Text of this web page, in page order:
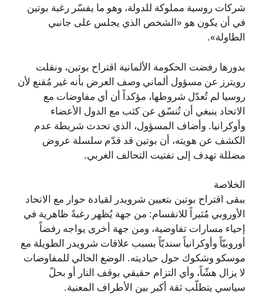
شركات روسية مملوكة للدولة، وهو ما يفسّر رغبة بوتين
في أن يكون هو «الشخص الذي يجلس على جانبي
الطاولة».
بدورها رفضت الحكومة الألمانية اقتراح بوتين، ونقلت
رويترز عن مسؤول ألماني وصف العرض بأنه غير مُقنع لأن
روسيا لم تُعدّل شروطها، مؤكداً أن أي مفاوضات مع
الاتحاد ينبغي أن تُنسّق عن كثب مع الدول الأعضاء
وأوكرانيا. وأضاف المسؤول، الذي تحدث شريطة عدم
الكشف عن هويته، أن بوتين قد قدّم سلسلة عروض
مضللة تهدف إلى تفتيت التحالف الغربي.
الخلاصة
يبقى اقتراح بوتين بتعيين شرويدر لقيادة حوار مع الاتحاد
الأوروبي مُثيراً للانقسام: من جهة يُظهر رغبةً ظاهرية في
إحياء مسارات تفاوضية، ومن جهة أخرى يواجه رفضاً
أوروبيّاً وأوكرانياً سنديّاً بسبب علاقات شرويدر الطويلة مع
موسكو وشكوك حول حياديته. الوضع الحالي للمفاوضات
لا يزال هشّاً، وأي التزام حقيقي بوقف النار أو بحلّ
سياسي يتطلّب ثقة أكبر بين الأطراف المعنية.